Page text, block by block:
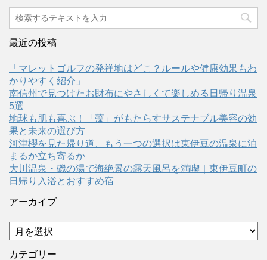
最近の投稿
「マレットゴルフの発祥地はどこ？ルールや健康効果もわ
かりやすく紹介」
南信州で見つけたお財布にやさしくて楽しめる日帰り温泉
5選
地球も肌も喜ぶ！「藻」がもたらすサステナブル美容の効
果と未来の選び方
河津櫻を見た帰り道、もう一つの選択は東伊豆の温泉に泊
まるか立ち寄るか
大川温泉・磯の湯で海絶景の露天風呂を満喫｜東伊豆町の
日帰り入浴とおすすめ宿
アーカイブ
ア
ー
カ
カテゴリー